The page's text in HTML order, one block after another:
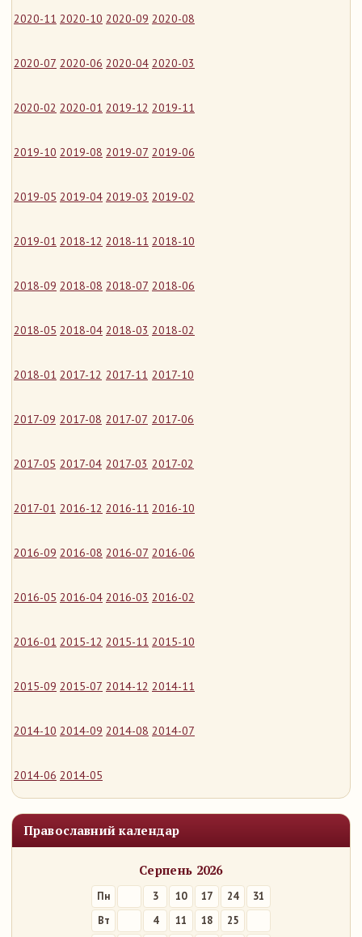
2020-11 2020-10 2020-09 2020-08
2020-07 2020-06 2020-04 2020-03
2020-02 2020-01 2019-12 2019-11
2019-10 2019-08 2019-07 2019-06
2019-05 2019-04 2019-03 2019-02
2019-01 2018-12 2018-11 2018-10
2018-09 2018-08 2018-07 2018-06
2018-05 2018-04 2018-03 2018-02
2018-01 2017-12 2017-11 2017-10
2017-09 2017-08 2017-07 2017-06
2017-05 2017-04 2017-03 2017-02
2017-01 2016-12 2016-11 2016-10
2016-09 2016-08 2016-07 2016-06
2016-05 2016-04 2016-03 2016-02
2016-01 2015-12 2015-11 2015-10
2015-09 2015-07 2014-12 2014-11
2014-10 2014-09 2014-08 2014-07
2014-06 2014-05
Православний календар
Серпень 2026
Пн 3 10 17 24
31
Вт
4 11 18
25